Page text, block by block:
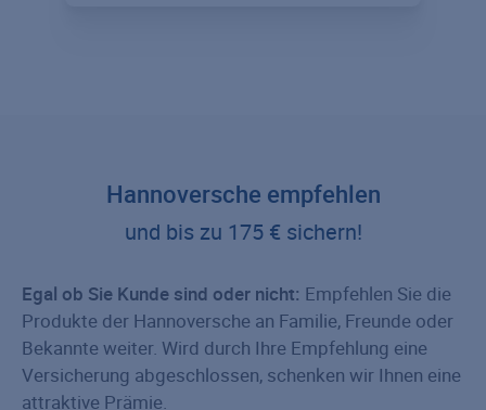
Hannoversche empfehlen
und bis zu 175 € sichern!
Egal ob Sie Kunde sind oder nicht: Empfehlen Sie die
Produkte der Hannoversche an Familie, Freunde oder
Bekannte weiter. Wird durch Ihre Empfehlung eine
Versicherung abgeschlossen, schenken wir Ihnen eine
attraktive Prämie.